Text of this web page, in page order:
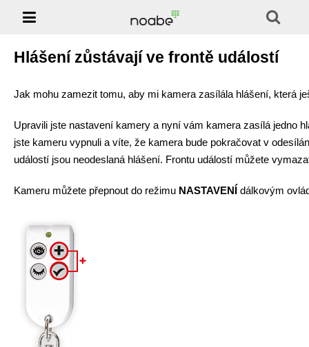
Solution
Phones
Support
Jablotool
E-shop

Hlášení zůstávají ve frontě událostí
Jak mohu zamezit tomu, aby mi kamera zasílála hlášení, která
Upravili jste nastavení kamery a nyní vám kamera zasílá jedno
jste kameru vypnuli a víte, že kamera bude pokračovat v
událostí jsou neodeslaná hlášení. Frontu událostí můžete
Kameru můžete přepnout do režimu NASTAVENÍ dálkovým